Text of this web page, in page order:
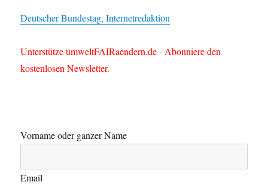
Deutscher Bundestag, Internetredaktion
Unterstütze umweltFAIRaendern.de - Abonniere den
kostenlosen Newsletter.
Vorname oder ganzer Name
Email